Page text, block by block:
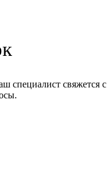
специалист свяжется с